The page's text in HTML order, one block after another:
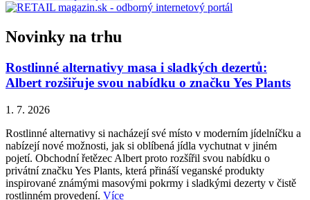
Novinky na trhu
Rostlinné alternativy masa i sladkých dezertů:
Albert rozšiřuje svou nabídku o značku Yes Plants
1. 7. 2026
Rostlinné alternativy si nacházejí své místo v moderním jídelníčku a
nabízejí nové možnosti, jak si oblíbená jídla vychutnat v jiném
pojetí. Obchodní řetězec Albert proto rozšířil svou nabídku o
privátní značku Yes Plants, která přináší veganské produkty
inspirované známými masovými pokrmy i sladkými dezerty v čistě
rostlinném provedení. Více